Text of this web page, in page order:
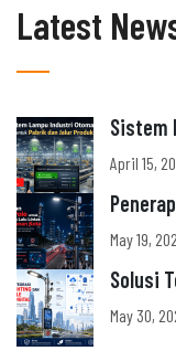
Latest
Sistem
April 15,
May 19,
Solusi
May 30,